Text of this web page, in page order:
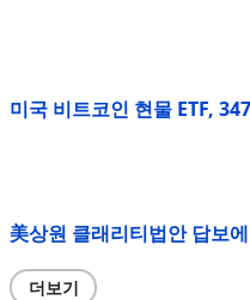
미국 비트코인 현물 ETF,
美상원 클래리티법안 답보
더보기